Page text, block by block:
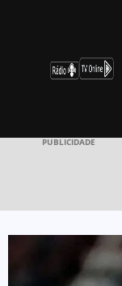
PUBLICIDADE